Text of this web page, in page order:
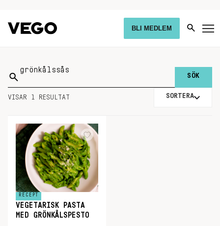
BLI MEDLEM
Sök
på:
VISAR 1 RESULTAT SORTERA
RECEPT
VEGETARISK PASTA
MED GRÖNKÅLSPESTO